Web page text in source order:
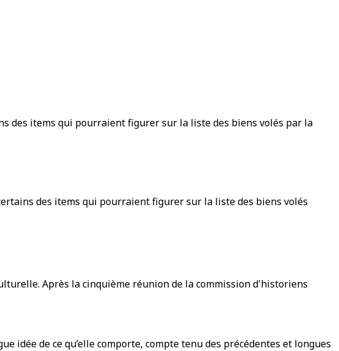
des items qui pourraient figurer sur la liste des biens volés par la
des items qui pourraient figurer sur la liste des biens volés
Après la cinquième réunion de la commission d'historiens
idée de ce qu’elle comporte, compte tenu des précédentes et longues